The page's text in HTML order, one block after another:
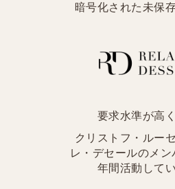
暗号化された未保
要求水準が高
クリストフ・ルー
レ・デセールのメン
年間活動してい